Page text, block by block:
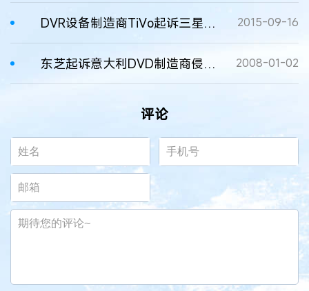
DVR设备制造商TiVo起诉三星侵权 2015-09-16
东芝起诉意大利DVD制造商侵犯其专利 2008-01-02
评论